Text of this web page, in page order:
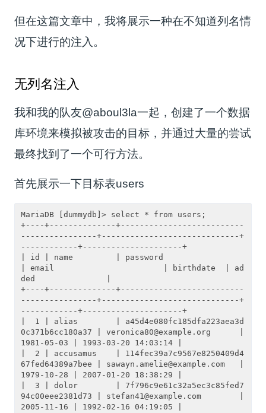
但在这篇文章中，我将展示一种在不知道列名情
况下进行的注入。
无列名注入
我和我的队友@aboul3la一起，创建了一个数据
库环境来模拟被攻击的目标，并通过大量的尝试
最终找到了一个可行方法。
首先展示一下目标表users
MariaDB [dummydb]> select * from users;
+----+--------------+--------------------------
----------------+-----------------------------+
------------+---------------------+
| id | name         | password
| email                       | birthdate  | ad
ded               |
+----+--------------+--------------------------
----------------+-----------------------------+
------------+---------------------+
|  1 | alias        | a45d4e080fc185dfa223aea3d
0c371b6cc180a37 | veronica80@example.org      |
1981-05-03 | 1993-03-20 14:03:14 |
|  2 | accusamus    | 114fec39a7c9567e8250409d4
67fed64389a7bee | sawayn.amelie@example.com   |
1979-10-28 | 2007-01-20 18:38:29 |
|  3 | dolor        | 7f796c9e61c32a5ec3c85fed7
94c00eee2381d73 | stefan41@example.com        |
2005-11-16 | 1992-02-16 04:19:05 |